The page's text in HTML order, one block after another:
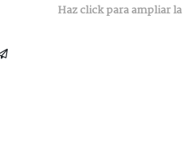
Haz click para ampliar